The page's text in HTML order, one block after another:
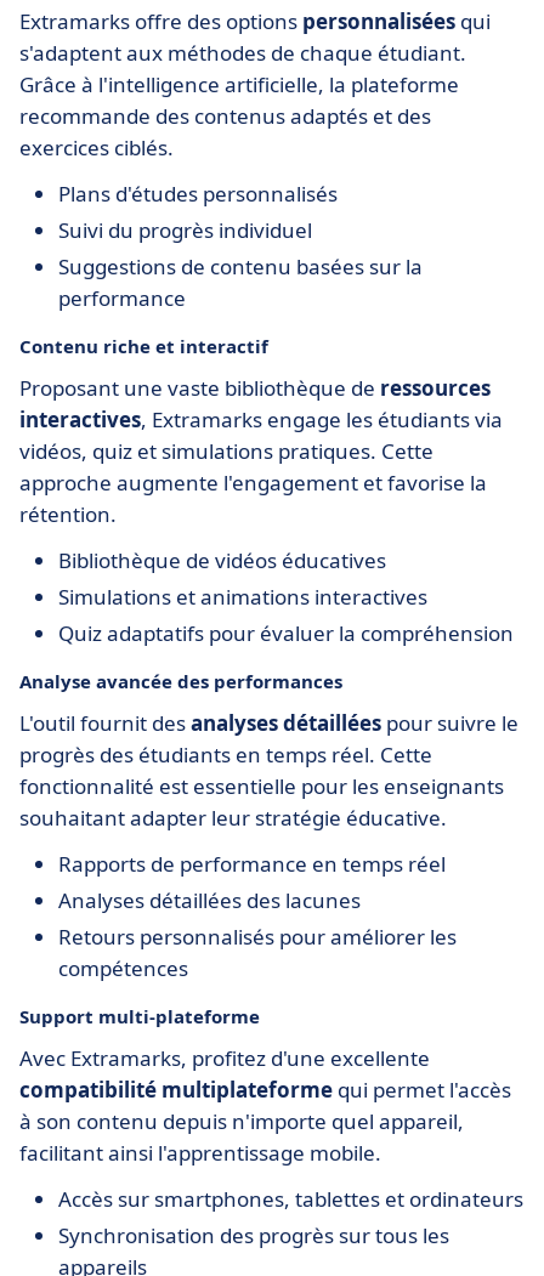
Extramarks offre des options personnalisées qui
s'adaptent aux méthodes de chaque étudiant.
Grâce à l'intelligence artificielle, la plateforme
recommande des contenus adaptés et des
exercices ciblés.
Plans d'études personnalisés
Suivi du progrès individuel
Suggestions de contenu basées sur la
performance
Contenu riche et interactif
Proposant une vaste bibliothèque de ressources
interactives, Extramarks engage les étudiants via
vidéos, quiz et simulations pratiques. Cette
approche augmente l'engagement et favorise la
rétention.
Bibliothèque de vidéos éducatives
Simulations et animations interactives
Quiz adaptatifs pour évaluer la compréhension
Analyse avancée des performances
L'outil fournit desanalyses détaillées pour suivre le
progrès des étudiants en temps réel. Cette
fonctionnalité est essentielle pour les enseignants
souhaitant adapter leur stratégie éducative.
Rapports de performance en temps réel
Analyses détaillées des lacunes
Retours personnalisés pour améliorer les
compétences
Support multi-plateforme
Avec Extramarks, profitez d'une excellente
compatibilité multiplateforme qui permet l'accès
à son contenu depuis n'importe quel appareil,
facilitant ainsi l'apprentissage mobile.
Accès sur smartphones, tablettes et ordinateurs
Synchronisation des progrès sur tous les
appareils